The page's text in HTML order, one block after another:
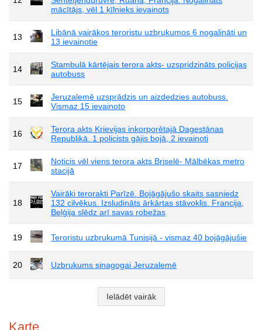
mācītājs, vēl 1 ķīlnieks ievainots
13
Libānā vairākos teroristu uzbrukumos 6 nogalināti un
13 ievainotie
14
Stambulā kārtējais terora akts- uzspridzināts policijas
autobuss
15
Jeruzalemē uzsprādzis un aizdedzies autobuss.
Vismaz 15 ievainoto
16
Terora akts Krievijas inkorporētajā Dagestānas
Republikā. 1 policists gājis bojā, 2 ievainoti
17
Noticis vēl viens terora akts Briselē- Mālbēkas metro
stacijā
18
Vairāki terorakti Parīzē. Bojāgājušo skaits sasniedz
132 cilvēkus. Izsludināts ārkārtas stāvoklis. Francija,
Beļģija slēdz arī savas robežas
19 Teroristu uzbrukumā Tunisijā - vismaz 40 bojāgājušie
20 Uzbrukums sinagogai Jeruzalemē
Ielādēt vairāk
Karte